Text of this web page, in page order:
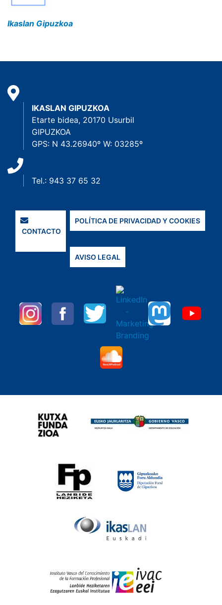
Ikaslan Gipuzkoa
IKASLAN GIPUZKOA
Etarte bidea, 20170 Usurbil
GIPUZKOA
GPS: N 43.26940º W: 03285º
Tel.: 943 37 65 32
CONTACTO
POLÍTICA DE PRIVACIDAD Y COOKIES
AVISO LEGAL